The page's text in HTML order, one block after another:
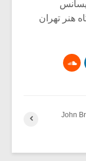
هنر تهران
John